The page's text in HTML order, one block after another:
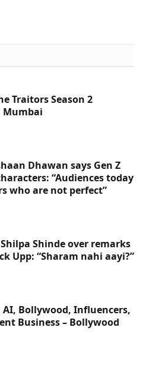
Traitors Season 2
Mumbai
Dhawan says Gen Z
“Audiences today
who are not perfect”
Shinde over remarks
Upp: “Sharam nahi aayi?”
Bollywood, Influencers,
Business – Bollywood